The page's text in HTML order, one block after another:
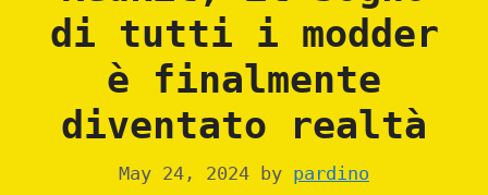
di tutti i modder
è finalmente
diventato realtà
May 24, 2024 by pardino